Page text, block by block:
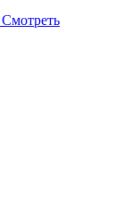
Смотреть